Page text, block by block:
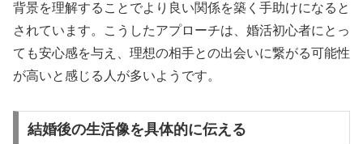
背景を理解することでより良い関係を築く手助けになると
されています。こうしたアプローチは、婚活初心者にとっ
ても安心感を与え、理想の相手との出会いに繋がる可能性
が高いと感じる人が多いようです。
結婚後の生活像を具体的に伝える